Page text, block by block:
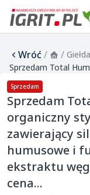
Wróć/ /
Sprzedam
Sprzedam
organiczny
zawierający
humusowe i
ekstraktu
cena...